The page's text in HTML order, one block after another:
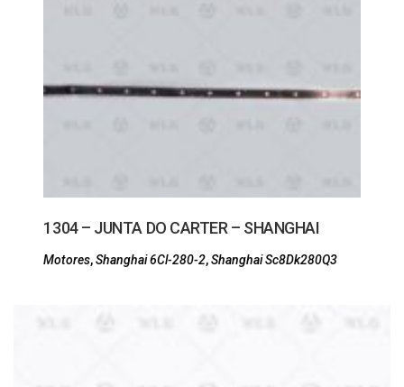
1304 – JUNTA DO CARTER – SHANGHAI
Motores,Shanghai 6Cl-280-2,Shanghai Sc8Dk280Q3